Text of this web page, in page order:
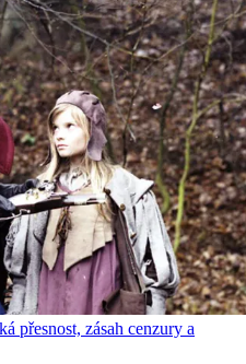
přesnost, zásah cenzury a